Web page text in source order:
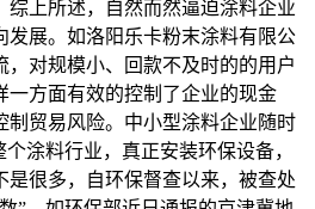
综上所述，自然而然逼迫涂料企业
发展。如洛阳乐卡粉末涂料有限公
，对规模小、回款不及时的的用户
一方面有效的控制了企业的现金
制贸易风险。中小型涂料企业随时
涂料行业，真正安装环保设备，
是很多，自环保督查以来，被查处